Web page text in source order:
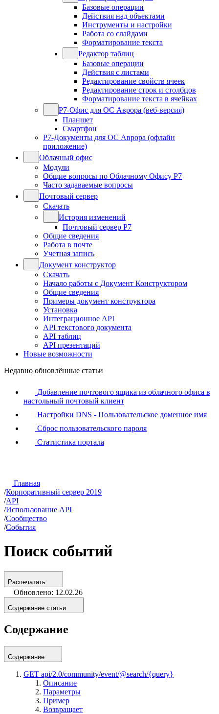
Базовые операции
Действия над объектами
Инструменты и настройки
Работа со слайдами
Форматирование текста
Редактор таблиц
Базовые операции
Действия с листами
Редактирование свойств ячеек
Редактирование строк и столбцов
Форматирование текста в ячейках
Р7-Офис для ОС Аврора (веб-версия)
Планшет
Смартфон
Р7-Документы для ОС Аврора (офлайн
приложение)
Облачный офис
Модули
Общие вопросы по Облачному Офису Р7
Часто задаваемые вопросы
Почтовый сервер
Скачать
История изменений
Почтовый сервер Р7
Общие сведения
Работа в почте
Учетная запись
Документ конструктор
Скачать
Начало работы с Документ Конструктором
Общие сведения
Примеры документ конструктора
Установка
Интеграционное API
API текстового документа
API таблиц
API презентаций
Новые возможности
Недавно обновлённые статьи
Добавление почтового ящика из облачного офиса в
настольный почтовый клиент
Настройки DNS - Пользовательское доменное имя
Сброс пользовательского пароля
Статистика портала
Главная
/Корпоративный сервер 2019
/API
/Использование API
/Сообщество
/События
Поиск событий
Распечатать
Обновлено: 12.02.26
Содержание статьи
Содержание
Содержание
GET api/2.0/community/event/@search/{query}
Описание
Параметры
Пример
Возвращает